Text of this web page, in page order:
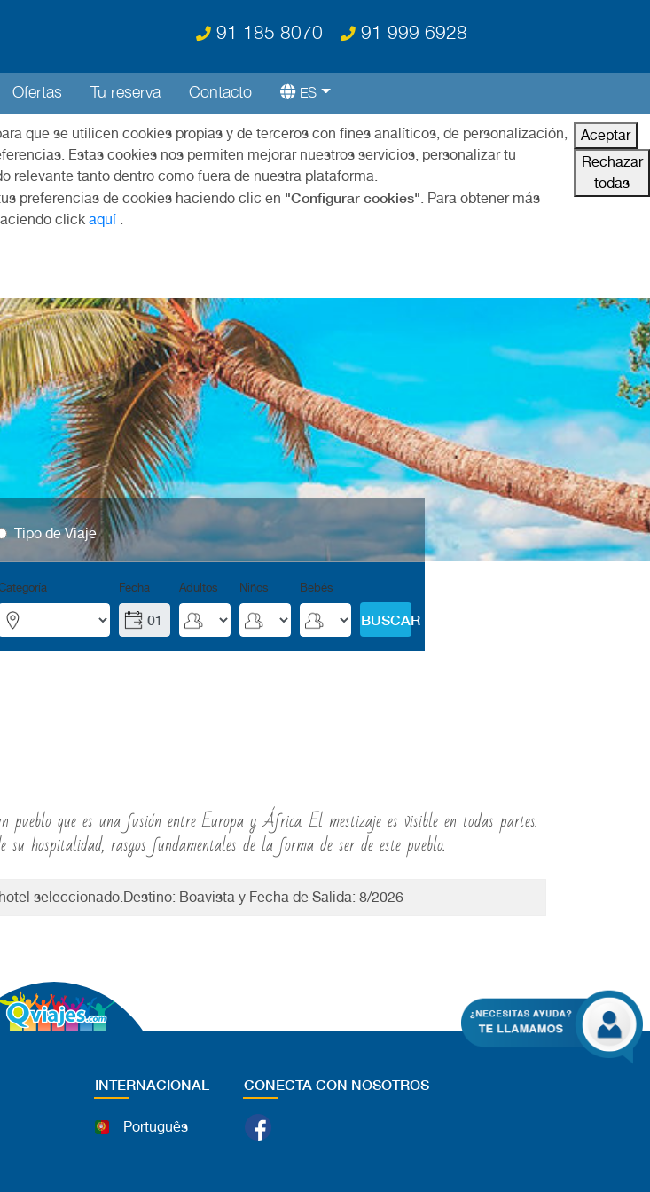
91 185 8070 91 999 6928
Ofertas Tu reserva Contacto ES
que se utilicen cookies propias y de terceros con fines analíticos, de personalización,
Estas cookies nos permiten mejorar nuestros servicios, personalizar tu
relevante tanto dentro como fuera de nuestra plataforma.
preferencias de cookies haciendo clic en "Configurar cookies". Para obtener más
click aquí .
Aceptar
Rechazar
todas
Tipo de Viaje
Fecha Adultos Niños Bebés
BUSCAR
que es una fusión entre Europa y África. El mestizaje es visible en todas partes.
hospitalidad, rasgos fundamentales de la forma de ser de este pueblo.
seleccionado.Destino: Boavista y Fecha de Salida: 8/2026
INTERNACIONAL
Português
CONECTA CON NOSOTROS
Facebook